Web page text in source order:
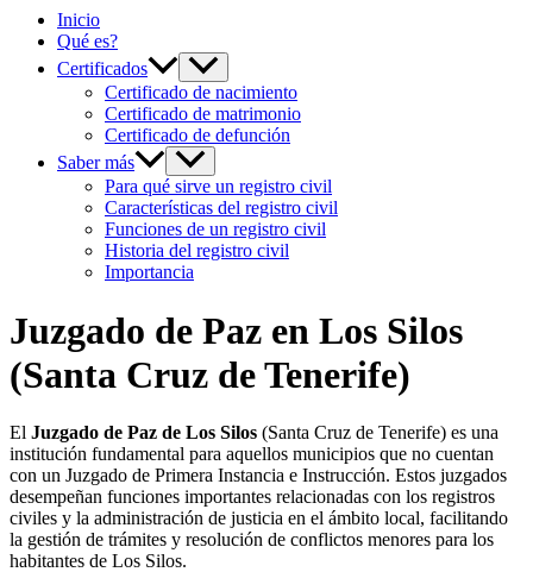
Inicio
Qué es?
Certificados
Certificado de nacimiento
Certificado de matrimonio
Certificado de defunción
Saber más
Para qué sirve un registro civil
Características del registro civil
Funciones de un registro civil
Historia del registro civil
Importancia
Juzgado de Paz en Los Silos
(Santa Cruz de Tenerife)
El Juzgado de Paz de Los Silos (Santa Cruz de Tenerife) es una
institución fundamental para aquellos municipios que no cuentan
con un Juzgado de Primera Instancia e Instrucción. Estos juzgados
desempeñan funciones importantes relacionadas con los registros
civiles y la administración de justicia en el ámbito local, facilitando
la gestión de trámites y resolución de conflictos menores para los
habitantes de Los Silos.